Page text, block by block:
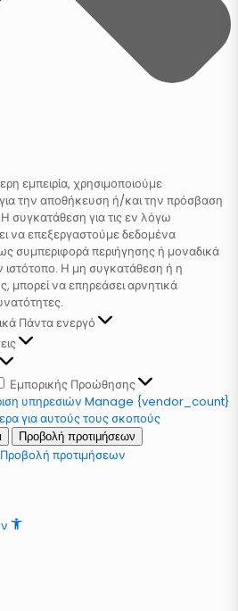
εμπειρία, χρησιμοποιούμε
την αποθήκευση ή/και την πρόσβαση
για τις εν λόγω
να επεξεργαστούμε δεδομένα
συμπεριφορά περιήγησης ή μοναδικά
ιστότοπο. Η μη συγκατάθεση ή η
μπορεί να επηρεάσει αρνητικά
Πάντα ενεργό
Εμπορικής Προώθησης
υπηρεσιών Manage {vendor_count}
για αυτούς τους σκοπούς
Προβολή προτιμήσεων
Προβολή προτιμήσεων